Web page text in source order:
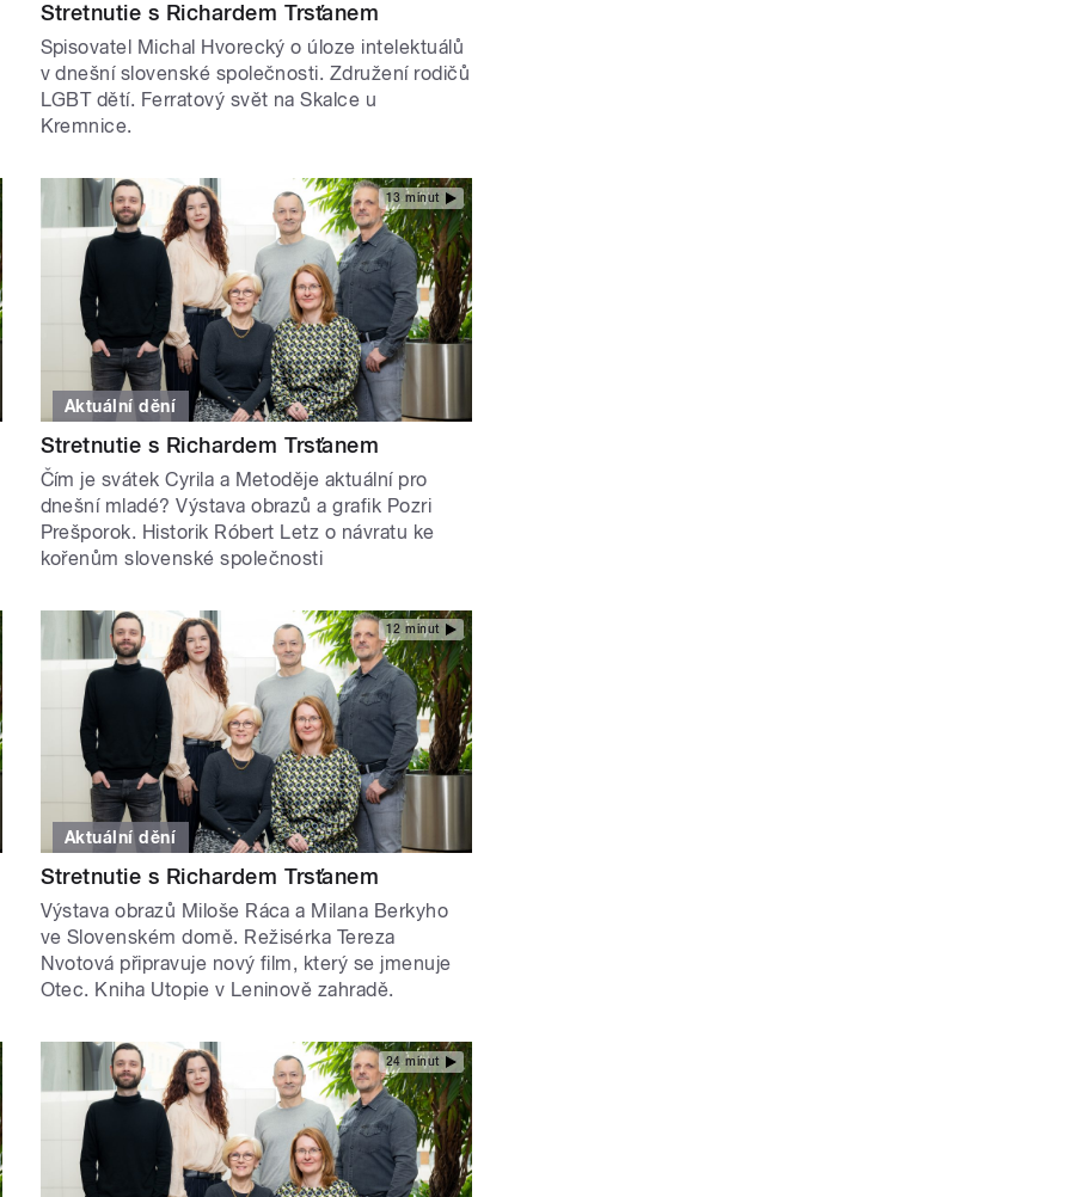
Stretnutie s Richardem Trsťanem
Spisovatel Michal Hvorecký o úloze intelektuálů
v dnešní slovenské společnosti. Združení rodičů
LGBT dětí. Ferratový svět na Skalce u
Kremnice.
13 minut
Aktuální dění
Stretnutie s Richardem Trsťanem
Čím je svátek Cyrila a Metoděje aktuální pro
dnešní mladé? Výstava obrazů a grafik Pozri
Prešporok. Historik Róbert Letz o návratu ke
kořenům slovenské společnosti
12 minut
Aktuální dění
Stretnutie s Richardem Trsťanem
Výstava obrazů Miloše Ráca a Milana Berkyho
ve Slovenském domě. Režisérka Tereza
Nvotová připravuje nový film, který se jmenuje
Otec. Kniha Utopie v Leninově zahradě.
24 minut